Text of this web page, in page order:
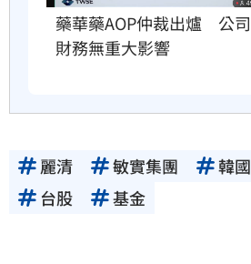
藥華藥AOP仲裁出爐　公司
財務無重大影響
麗清 敏實集團 韓國
台股
基金